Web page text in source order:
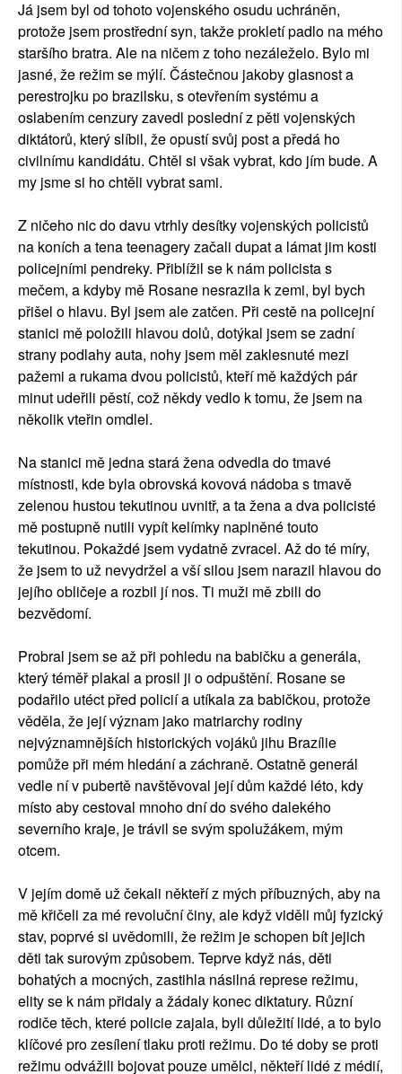
Já jsem byl od tohoto vojenského osudu uchráněn,
protože jsem prostřední syn, takže prokletí padlo na mého
staršího bratra. Ale na ničem z toho nezáleželo. Bylo mi
jasné, že režim se mýlí. Částečnou jakoby glasnost a
perestrojku po brazilsku, s otevřením systému a
oslabením cenzury zavedl poslední z pěti vojenských
diktátorů, který slíbil, že opustí svůj post a předá ho
civilnímu kandidátu. Chtěl si však vybrat, kdo jím bude. A
my jsme si ho chtěli vybrat sami.
Z ničeho nic do davu vtrhly desítky vojenských policistů
na koních a tena teenagery začali dupat a lámat jim kosti
policejními pendreky. Přiblížil se k nám policista s
mečem, a kdyby mě Rosane nesrazila k zemi, byl bych
přišel o hlavu. Byl jsem ale zatčen. Při cestě na policejní
stanici mě položili hlavou dolů, dotýkal jsem se zadní
strany podlahy auta, nohy jsem měl zaklesnuté mezi
pažemi a rukama dvou policistů, kteří mě každých pár
minut udeřili pěstí, což někdy vedlo k tomu, že jsem na
několik vteřin omdlel.
Na stanici mě jedna stará žena odvedla do tmavé
místnosti, kde byla obrovská kovová nádoba s tmavě
zelenou hustou tekutinou uvnitř, a ta žena a dva policisté
mě postupně nutili vypít kelímky naplněné touto
tekutinou. Pokaždé jsem vydatně zvracel. Až do té míry,
že jsem to už nevydržel a vší silou jsem narazil hlavou do
jejího obličeje a rozbil jí nos. Ti muži mě zbili do
bezvědomí.
Probral jsem se až při pohledu na babičku a generála,
který téměř plakal a prosil ji o odpuštění. Rosane se
podařilo utéct před policií a utíkala za babičkou, protože
věděla, že její význam jako matriarchy rodiny
nejvýznamnějších historických vojáků jihu Brazílie
pomůže při mém hledání a záchraně. Ostatně generál
vedle ní v pubertě navštěvoval její dům každé léto, kdy
místo aby cestoval mnoho dní do svého dalekého
severního kraje, je trávil se svým spolužákem, mým
otcem.
V jejím domě už čekali někteří z mých příbuzných, aby na
mě křičeli za mé revoluční činy, ale když viděli můj fyzický
stav, poprvé si uvědomili, že režim je schopen bít jejich
děti tak surovým způsobem. Teprve když nás, děti
bohatých a mocných, zastihla násilná represe režimu,
elity se k nám přidaly a žádaly konec diktatury. Různí
rodiče těch, které policie zajala, byli důležití lidé, a to bylo
klíčové pro zesílení tlaku proti režimu. Do té doby se proti
režimu odvážili bojovat pouze umělci, někteří lidé z médií,